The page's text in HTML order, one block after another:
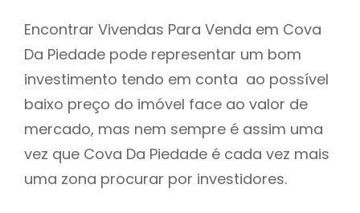
Encontrar Vivendas Para Venda em Cova
Da Piedade pode representar um bom
investimento tendo em conta ao possível
baixo preço do imóvel face ao valor de
mercado, mas nem sempre é assim uma
vez que Cova Da Piedade é cada vez mais
uma zona procurar por investidores.